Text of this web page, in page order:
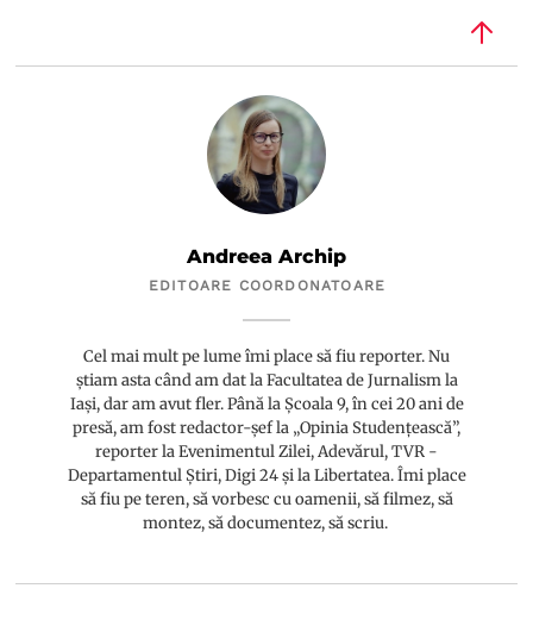
Andreea Archip
EDITOARE COORDONATOARE
Cel mai mult pe lume îmi place să fiu reporter. Nu
știam asta când am dat la Facultatea de Jurnalism la
Iași, dar am avut fler. Până la Școala 9, în cei 20 ani de
presă, am fost redactor-șef la „Opinia Studențească”,
reporter la Evenimentul Zilei, Adevărul, TVR -
Departamentul Știri, Digi 24 și la Libertatea. Îmi place
să fiu pe teren, să vorbesc cu oamenii, să filmez, să
montez, să documentez, să scriu.